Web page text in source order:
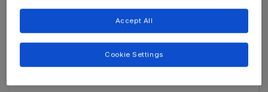
Accept All
Cookie Settings